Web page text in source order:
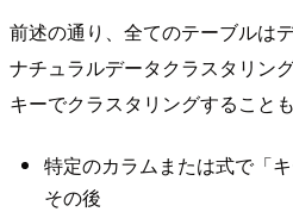
前述の通り、全てのテーブルは
ナチュラルデータクラスタリン
キーでクラスタリングすることも
特定のカラムまたは式で「
その後